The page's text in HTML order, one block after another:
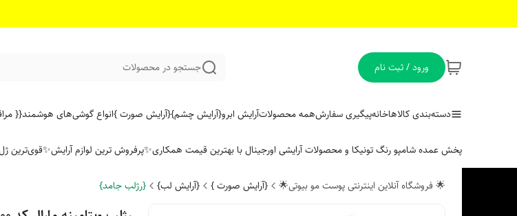
ورود / ثبت نام جستجو در محصولات
دسته‌بندی کالاهاخانهپیگیری سفارشهمه محصولاتآرایش ابرو{آرایش چشم}{آرایش صورت }انواع گوشی‌های هوشمند{{
پخش عمده شامپو رنگ تونیکا و محصولات آرایشی اورجینال با بهترین قیمت همکاری✨پرفروش ترین لوازم آرایش✨قوی‌ترین
🌟 فروشگاه آنلاین اینترنتی پوست مو بیوتی🌟 {آرایش صورت } {آرایش لب} {رژلب جامد}